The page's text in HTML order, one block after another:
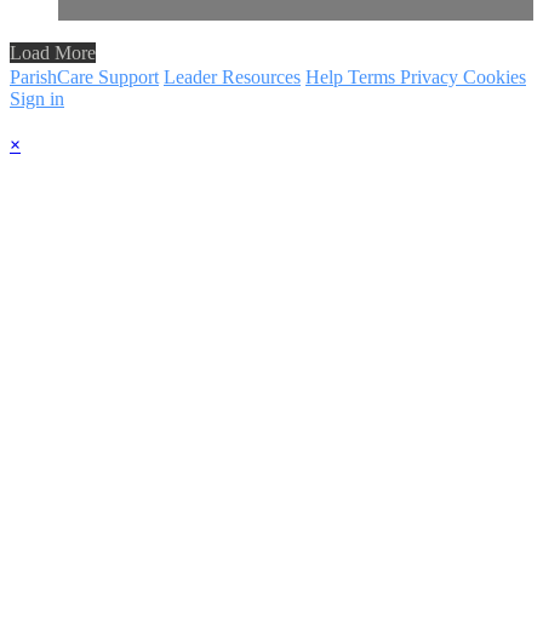
Load More
ParishCare Support Leader Resources Help Terms Privacy Cookies
Sign in
×